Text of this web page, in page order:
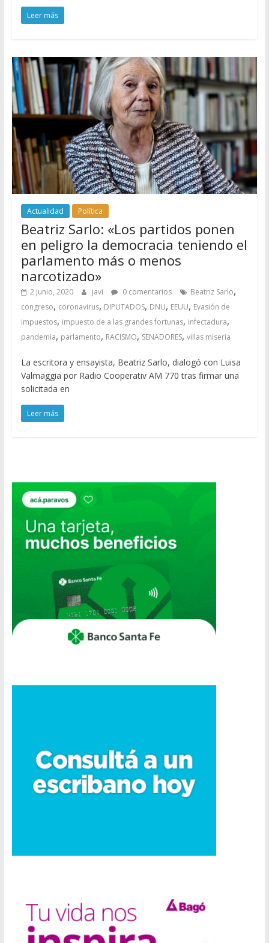
Leer más
Actualidad Política
Beatriz Sarlo: «Los partidos ponen
en peligro la democracia teniendo el
parlamento más o menos
narcotizado»
2 junio, 2020 javi 0 comentarios Beatriz Sarlo,
congreso, coronavirus, DIPUTADOS, DNU, EEUU, Evasión de
impuestos, impuesto de a las grandes fortunas, infectadura,
pandemia, parlamento, RACISMO, SENADORES, villas miseria
La escritora y ensayista, Beatriz Sarlo, dialogó con Luisa
Valmaggia por Radio Cooperativ AM 770 tras firmar una
solicitada en
Leer más